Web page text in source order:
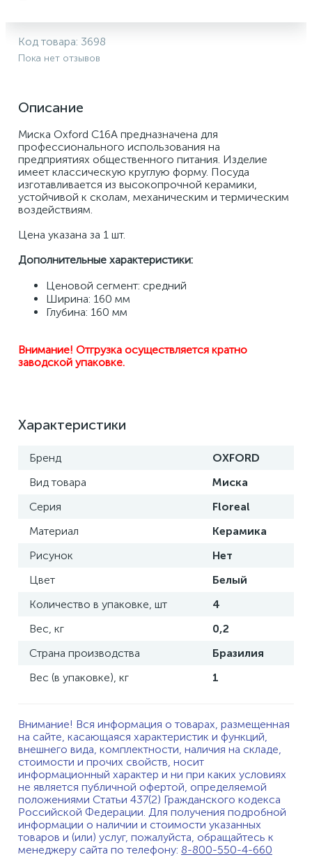
Код товара: 3698
Пока нет отзывов
Описание
Миска Oxford C16A предназначена для
профессионального использования на
предприятиях общественного питания. Изделие
имеет классическую круглую форму. Посуда
изготавливается из высокопрочной керамики,
устойчивой к сколам, механическим и термическим
воздействиям.
Цена указана за 1 шт.
Дополнительные характеристики:
Ценовой сегмент: средний
Ширина: 160 мм
Глубина: 160 мм
Внимание! Отгрузка осуществляется кратно
заводской упаковке.
Характеристики
Бренд
OXFORD
Вид товара
Миска
Серия
Floreal
Материал
Керамика
Рисунок
Нет
Цвет
Белый
Количество в упаковке, шт
4
Вес, кг
0,2
Страна производства
Бразилия
Вес (в упаковке), кг
1
Внимание! Вся информация о товарах, размещенная
на сайте, касающаяся характеристик и функций,
внешнего вида, комплектности, наличия на складе,
стоимости и прочих свойств, носит
информационный характер и ни при каких условиях
не является публичной офертой, определяемой
положениями Статьи 437(2) Гражданского кодекса
Российской Федерации. Для получения подробной
информации о наличии и стоимости указанных
товаров и (или) услуг, пожалуйста, обращайтесь к
менеджеру сайта по телефону: 8-800-550-4-660